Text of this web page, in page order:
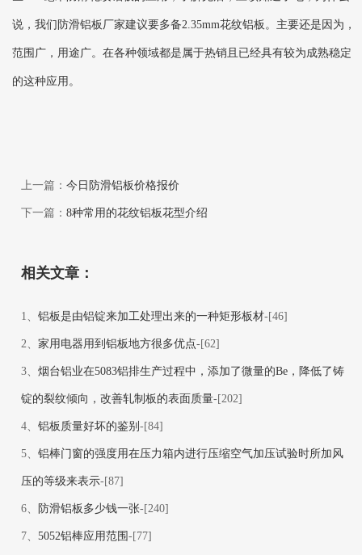
说，我们防滑铝板厂家建议要多备2.35mm花纹铝板。主要还是因为，
范围广，用途广。在各种领域都是属于热销且已经具有较为成熟稳定
的这种应用。
上一篇： 今日防滑铝板价格报价
下一篇： 8种常用的花纹铝板花型介绍
相关文章：
1、 铝板是由铝锭来加工处理出来的一种矩形板材-[46]
2、 家用电器用到铝板地方很多优点-[62]
3、 烟台铝业在5083铝排生产过程中，添加了微量的Be，降低了铸
锭的裂纹倾向，改善轧制板的表面质量-[202]
4、 铝板质量好坏的鉴别 -[84]
5、 铝棒门窗的强度用在压力箱内进行压缩空气加压试验时所加风
压的等级来表示-[87]
6、 防滑铝板多少钱一张-[240]
7、 5052铝棒应用范围 -[77]